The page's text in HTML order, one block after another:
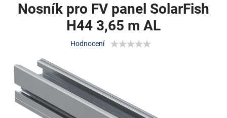
Nosník pro FV panel SolarFish
H44 3,65 m AL
Hodnocení